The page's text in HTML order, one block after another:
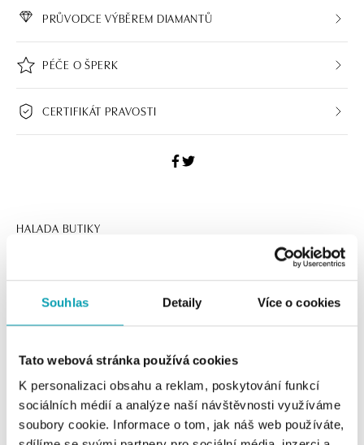
Souhlas Detaily Více o cookies
Tato webová stránka používá cookies
K personalizaci obsahu a reklam, poskytování funkcí
sociálních médií a analýze naší návštěvnosti využíváme
soubory cookie. Informace o tom, jak náš web používáte,
PRŮVODCE VÝBĚREM DIAMANTŮ
PÉČE O ŠPERK
CERTIFIKÁT PRAVOSTI
HALADA BUTIKY